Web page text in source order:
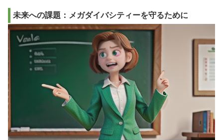
未来への課題：メガダイバシティーを守るために